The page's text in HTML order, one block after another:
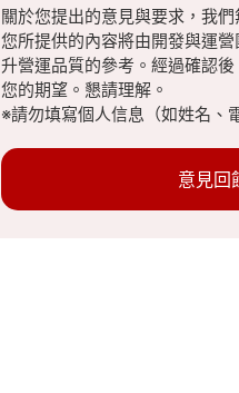
關於您提出的意見與要求，我們
您所提供的內容將由開發與運
升營運品質的參考。經過確認
您的期望。懇請理解。
※請勿填寫個人信息（如姓名、
意見回